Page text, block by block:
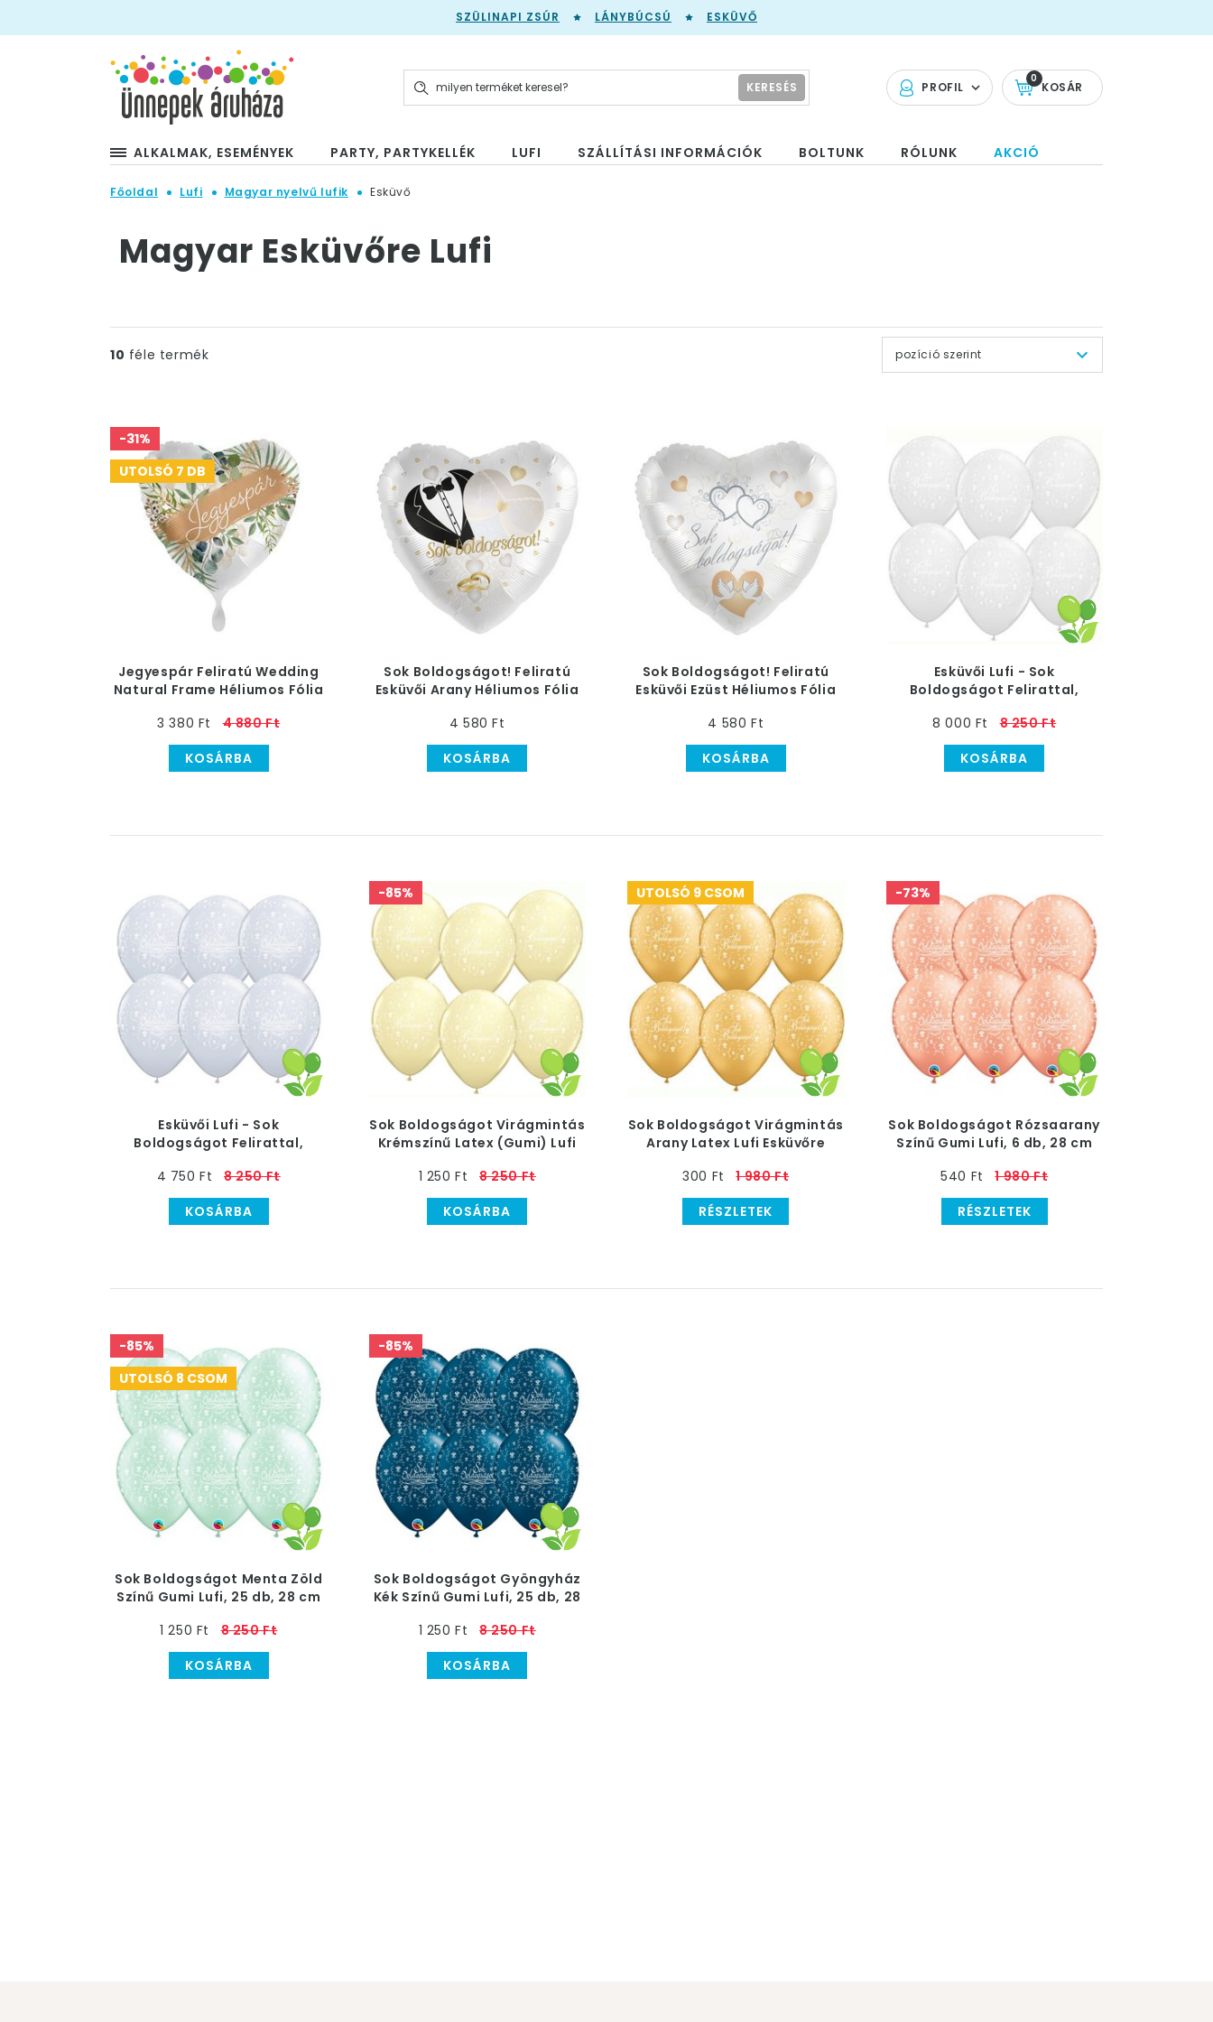
SZÜLINAPI ZSÚR LÁNYBÚCSÚ ESKÜVŐ
PROFIL KOSÁR
0
KERESÉS
ALKALMAK, ESEMÉNYEK PARTY, PARTYKELLÉK LUFI SZÁLLÍTÁSI INFORMÁCIÓK BOLTUNK RÓLUNK AKCIÓ
Főoldal Lufi Magyar nyelvű lufik Esküvő
Magyar Esküvőre Lufi
10 féle termék pozíció szerint
-31%
UTOLSÓ 7 DB
Jegyespár Feliratú Wedding
Natural Frame Héliumos Fólia
3 380 Ft
4 880 Ft
KOSÁRBA
Sok Boldogságot! Feliratú
Esküvői Arany Héliumos Fólia
4 580 Ft
KOSÁRBA
Sok Boldogságot! Feliratú
Esküvői Ezüst Héliumos Fólia
4 580 Ft
KOSÁRBA
Esküvői Lufi - Sok
Boldogságot Felirattal,
8 000 Ft
8 250 Ft
KOSÁRBA
Esküvői Lufi - Sok
Boldogságot Felirattal,
4 750 Ft
8 250 Ft
KOSÁRBA
-85%
Sok Boldogságot Virágmintás
Krémszínű Latex (Gumi) Lufi
1 250 Ft
8 250 Ft
KOSÁRBA
UTOLSÓ 9 CSOM
Sok Boldogságot Virágmintás
Arany Latex Lufi Esküvőre
300 Ft
1 980 Ft
RÉSZLETEK
-73%
Sok Boldogságot Rózsaarany
Színű Gumi Lufi, 6 db, 28 cm
540 Ft
1 980 Ft
RÉSZLETEK
-85%
UTOLSÓ 8 CSOM
Sok Boldogságot Menta Zöld
Színű Gumi Lufi, 25 db, 28 cm
1 250 Ft
8 250 Ft
KOSÁRBA
-85%
Sok Boldogságot Gyöngyház
Kék Színű Gumi Lufi, 25 db, 28
1 250 Ft
8 250 Ft
KOSÁRBA